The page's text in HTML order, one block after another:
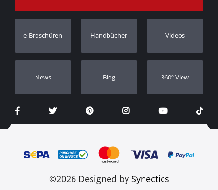
Bestellung verfolgen
Händler
e-Broschüren Handbücher Videos
Νews Blog 360º View
©2026 Designed by Synectics